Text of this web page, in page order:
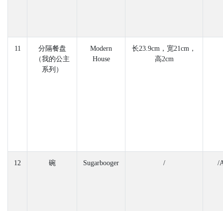
11
分隔餐盘
（我的公主
系列）
Modern
House
长23.9cm，宽21cm，
高2cm
12 碗 Sugarbooger / /